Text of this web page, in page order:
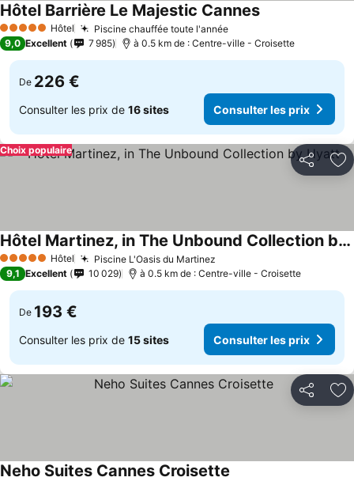
5 Étoiles Hôtel Piscine chauffée toute l'année
Hôtel Barrière Le Majestic Cannes
9,0 Excellent 7 985 à 0.5 km de : Centre-ville - Croisette
De 226 €
Consulter les prix de 16 sites Consulter les prix
Partager
Choix populaire
5 Étoiles Hôtel Piscine L'Oasis du Martinez
Hôtel Martinez, in The Unbound Collection by Hyatt
9,1 Excellent 10 029 à 0.5 km de : Centre-ville - Croisette
De 193 €
Consulter les prix de 15 sites Consulter les prix
Partager
Neho Suites Cannes Croisette